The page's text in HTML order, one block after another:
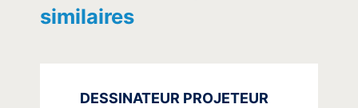
similaires
DESSINATEUR PROJETEUR